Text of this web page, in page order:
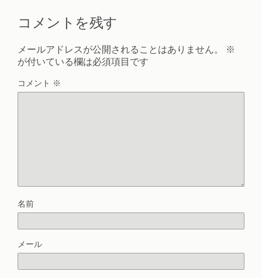
コメントを残す
メールアドレスが公開されることはありません。
※
が付いている欄は必須項目です
コメント ※
名前
メール